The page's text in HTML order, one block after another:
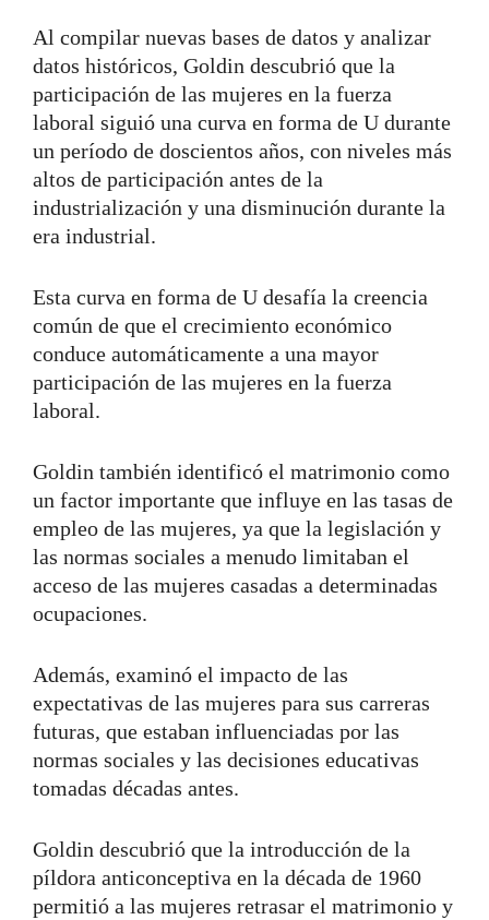
Al compilar nuevas bases de datos y analizar
datos históricos, Goldin descubrió que la
participación de las mujeres en la fuerza
laboral siguió una curva en forma de U durante
un período de doscientos años, con niveles más
altos de participación antes de la
industrialización y una disminución durante la
era industrial.
Esta curva en forma de U desafía la creencia
común de que el crecimiento económico
conduce automáticamente a una mayor
participación de las mujeres en la fuerza
laboral.
Goldin también identificó el matrimonio como
un factor importante que influye en las tasas de
empleo de las mujeres, ya que la legislación y
las normas sociales a menudo limitaban el
acceso de las mujeres casadas a determinadas
ocupaciones.
Además, examinó el impacto de las
expectativas de las mujeres para sus carreras
futuras, que estaban influenciadas por las
normas sociales y las decisiones educativas
tomadas décadas antes.
Goldin descubrió que la introducción de la
píldora anticonceptiva en la década de 1960
permitió a las mujeres retrasar el matrimonio y